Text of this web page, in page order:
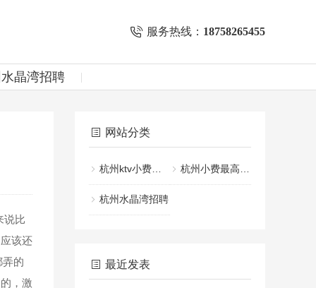
服务热线： 18758265455
晶湾招聘
说比
该还
的
，激
网站分类
杭州ktv小费一般给多少 杭州小费最高的KTV招聘
杭州水晶湾招聘
最近发表